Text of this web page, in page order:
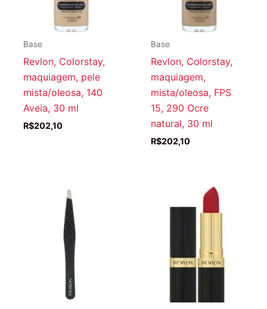
Base
Revlon, Colorstay,
maquiagem, pele
mista/oleosa, 140
Aveia, 30 ml
R$202,10
Base
Revlon, Colorstay,
maquiagem,
mista/oleosa, FPS
15, 290 Ocre
natural, 30 ml
R$202,10